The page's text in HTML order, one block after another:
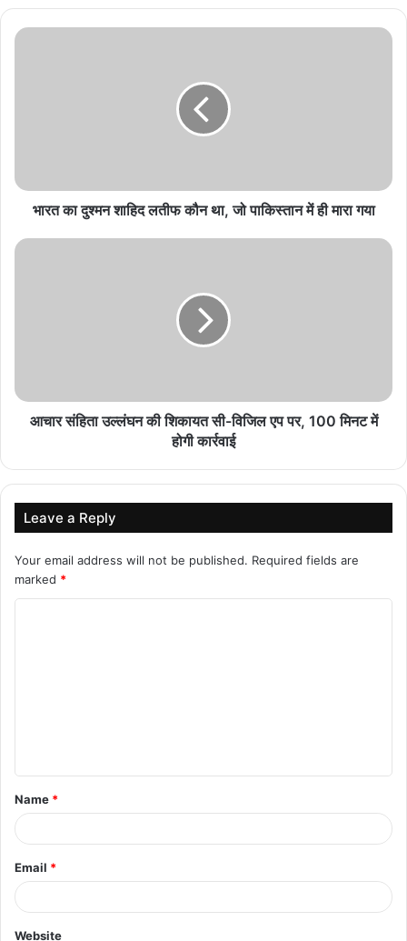
उठाया बड़ा कदम
August 7, 2026
August 7, 2026
प्रधानमंत्री फसल बीमा योजना में खरीफ फसलों की सुरक्षा,
किसानों को मिलेगी राहत
भारत का दुश्मन शाहिद लतीफ कौन था, जो पाकिस्तान में ही मारा गया
आचार संहिता उल्लंघन की शिकायत सी-विजिल एप पर, 100 मिनट में
होगी कार्रवाई
Leave a Reply
Your email address will not be published. Required fields are
marked *
t
*
Name *
Email *
Website